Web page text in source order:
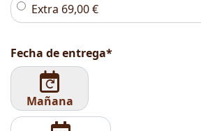
Extra 69,00€
Fecha de entrega*
Mañana